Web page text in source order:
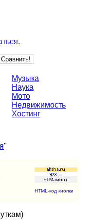
.
Музыка
Наука
Мото
Недвижимость
Хостинг
"
© Мамонт
HTML-код кнопки